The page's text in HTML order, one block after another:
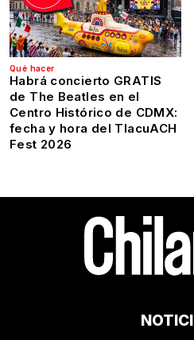
Qué hacer
Habrá concierto GRATIS
de The Beatles en el
Centro Histórico de CDMX:
fecha y hora del TlacuACH
Fest 2026